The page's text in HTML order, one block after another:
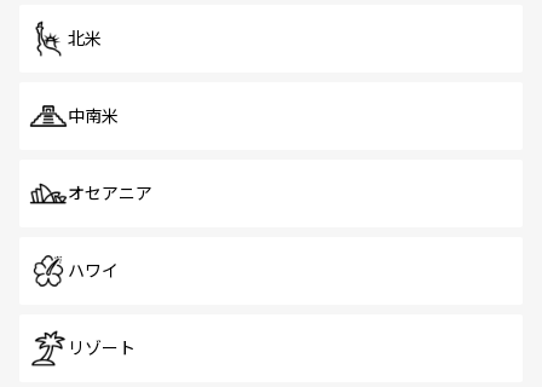
北米
中南米
オセアニア
ハワイ
リゾート